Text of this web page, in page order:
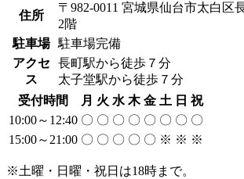
住所
〒982-0011 宮城県仙台市太白区
2階
駐車場 駐車場完備
アクセ
ス
長町駅から徒歩７分
太子堂駅から徒歩７分
受付時間
月 火 水 木 金 土 日 祝
10:00～12:40 〇 〇 〇 〇 〇 〇 〇 〇
15:00～21:00 〇 〇 〇 〇 〇 ※ ※ ※
※土曜・日曜・祝日は18時まで。